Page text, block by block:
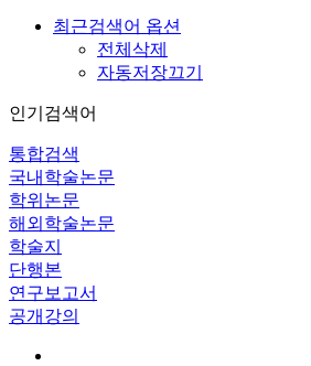
최근검색어 옵션
전체삭제
자동저장끄기
인기검색어
통합검색
국내학술논문
학위논문
해외학술논문
학술지
단행본
연구보고서
공개강의